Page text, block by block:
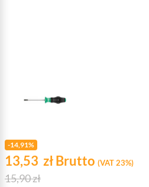
-14,91%
Cena
zł
13,53 złBrutto (VAT 23%)
Cena podstawowa
15,90 zł